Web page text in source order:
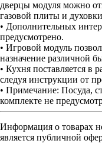
дверцы модуля можно
газовой плиты и
• Дополнительных
предусмотрено.
• Игровой модуль
назначение различной
• Кухня поставляется в
следуя инструкции от
• Примечание: Посуда,
комплекте не
Информация о товарах
является публичной